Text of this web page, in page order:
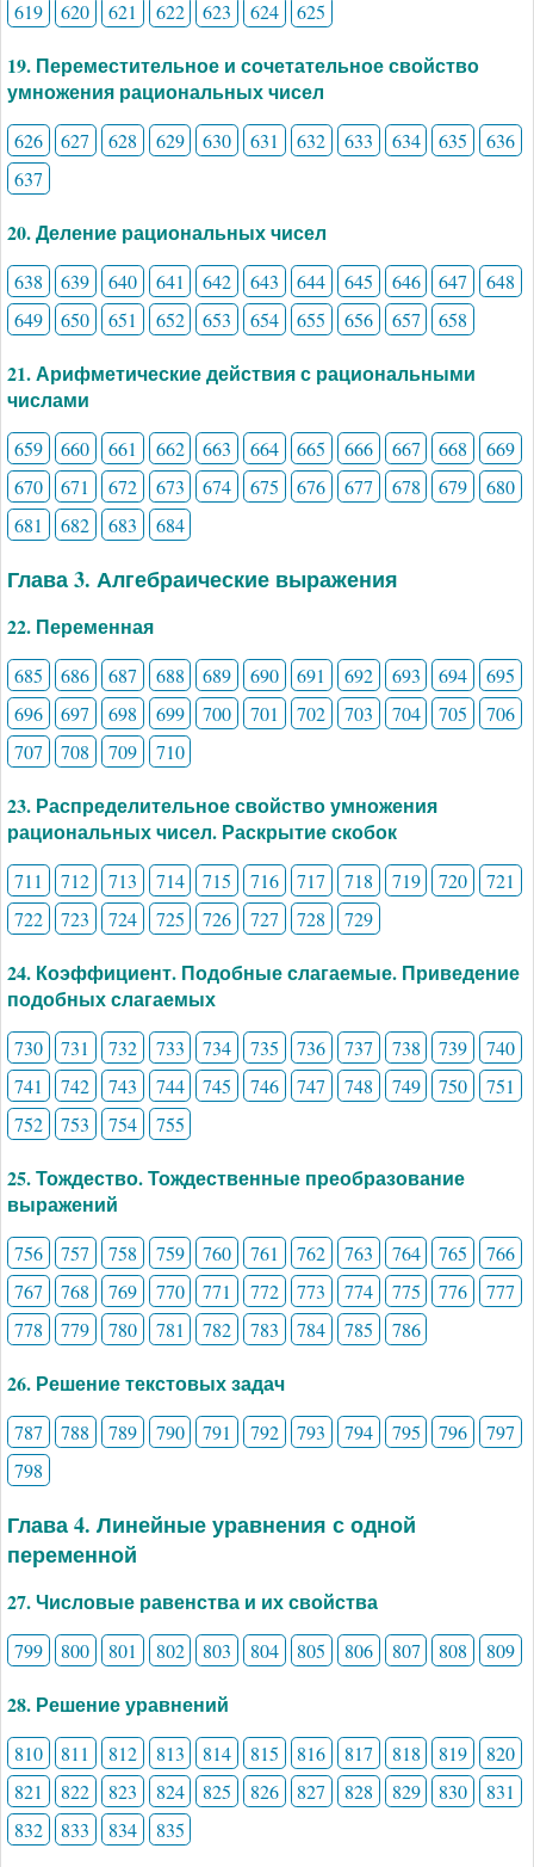
619 620 621 622 623 624 625
19. Переместительное и сочетательное свойство
умножения рациональных чисел
626 627 628 629 630 631 632 633 634 635
636
637
20. Деление рациональных чисел
638 639 640 641 642 643 644 645 646 647
648
649
650 651 652 653 654 655 656 657 658
21. Арифметические действия с рациональными
числами
659 660 661 662 663 664 665 666 667 668
669
670
671 672 673 674 675 676 677 678 679
680
681
682 683 684
Глава 3. Алгебраические выражения
22. Переменная
685 686 687 688 689 690 691 692 693 694
695
696
697 698 699 700 701 702 703 704 705
706
707
708 709 710
23. Распределительное свойство умножения
рациональных чисел. Раскрытие скобок
711 712 713 714 715 716 717 718 719 720
721
722
723 724 725 726 727 728 729
24. Коэффициент. Подобные слагаемые. Приведение
подобных слагаемых
730 731 732 733 734 735 736 737 738 739
740
741
742 743 744 745 746 747 748 749 750
751
752
753 754 755
25. Тождество. Тождественные преобразование
выражений
756 757 758 759 760 761 762 763 764 765
766
767
768 769 770 771 772 773 774 775 776
777
778
779 780 781 782 783 784 785 786
26. Решение текстовых задач
787 788 789 790 791 792 793 794 795 796
797
798
Глава 4. Линейные уравнения с одной
переменной
27. Числовые равенства и их свойства
799 800 801 802 803 804 805 806 807 808 809
28. Решение уравнений
810 811 812 813 814 815 816 817 818 819
820
821
822 823 824 825 826 827 828 829 830
831
832
833 834 835